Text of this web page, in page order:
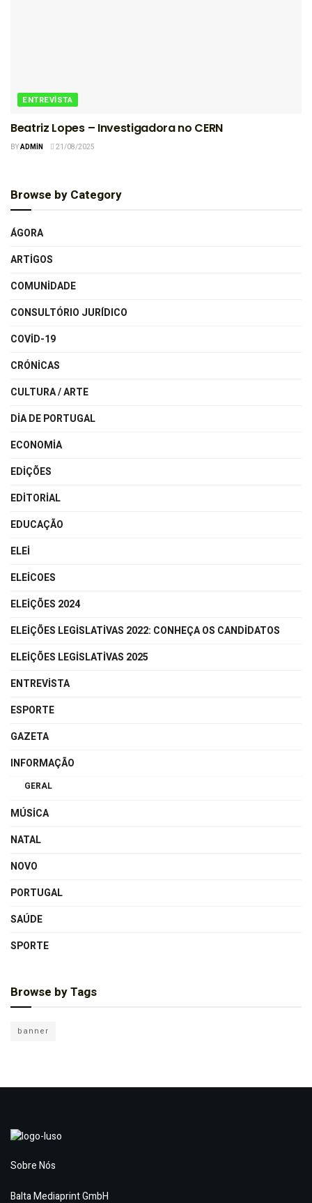
ENTREVISTA
Beatriz Lopes – Investigadora no CERN
BYADMIN 21/08/2025
Browse by Category
ÁGORA
ARTIGOS
COMUNIDADE
CONSULTÓRIO JURÍDICO
COVID-19
CRÓNICAS
CULTURA / ARTE
DIA DE PORTUGAL
ECONOMIA
EDIÇÕES
EDITORIAL
EDUCAÇÃO
ELEI
ELEICOES
ELEIÇÕES 2024
ELEIÇÕES LEGISLATIVAS 2022: CONHEÇA OS CANDIDATOS
ELEIÇÕES LEGISLATIVAS 2025
ENTREVISTA
ESPORTE
GAZETA
INFORMAÇÃO
GERAL
MÚSICA
NATAL
NOVO
PORTUGAL
SAÚDE
SPORTE
Browse by Tags
banner
Sobre Nós
Balta Mediaprint GmbH